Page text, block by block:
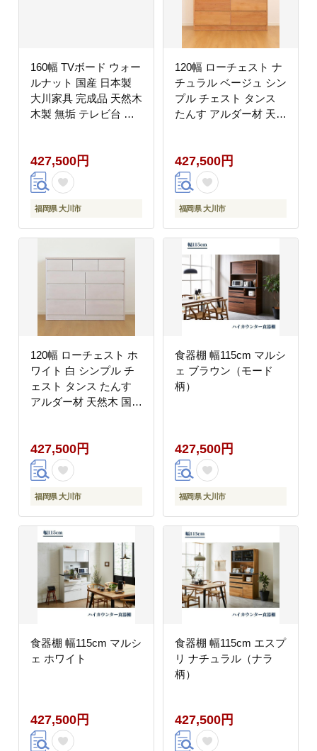
160幅 TVボード ウォー
ルナット 国産 日本製
大川家具 完成品 天然木
木製 無垢 テレビ台 お
ブラウン 茶
427,500円
福岡県 大川市
120幅 ローチェスト ナ
チュラル ベージュ シン
プル チェスト タンス
たんす アルダー材 天然
427,500円
福岡県 大川市
120幅 ローチェスト ホ
ワイト 白 シンプル チ
ェスト タンス たんす
アルダー材 天然木 国産
427,500円
福岡県 大川市
食器棚 幅115cm マルシ
ェ ブラウン（モード
柄）
427,500円
福岡県 大川市
食器棚 幅115cm マルシ
ェ ホワイト
427,500円
食器棚 幅115cm エスプ
リ ナチュラル（ナラ
柄）
427,500円